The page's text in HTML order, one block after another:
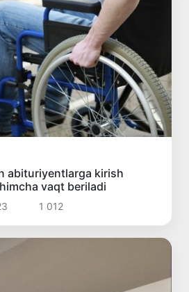
abituriyentlarga kirish
vaqt beriladi
1 012